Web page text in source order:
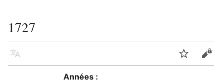
1727
Langue Suivre
Années :